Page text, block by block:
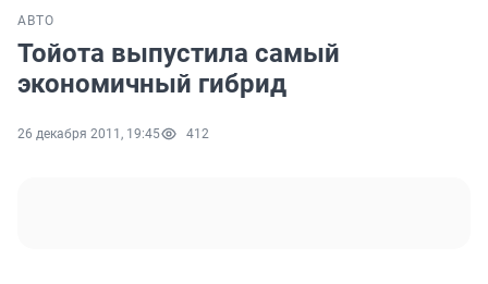
АВТО
Тойота выпустила самый
экономичный гибрид
26 декабря 2011, 19:45 412